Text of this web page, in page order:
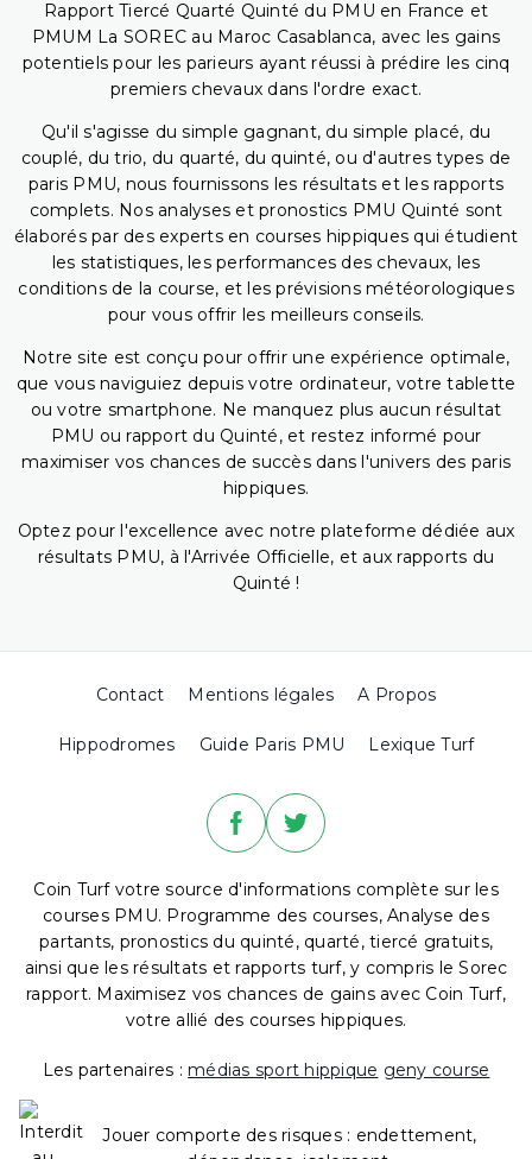
Rapport Tiercé Quarté Quinté du PMU en France et
PMUM La SOREC au Maroc Casablanca, avec les gains
potentiels pour les parieurs ayant réussi à prédire les cinq
premiers chevaux dans l'ordre exact.
Qu'il s'agisse du simple gagnant, du simple placé, du
couplé, du trio, du quarté, du quinté, ou d'autres types de
paris PMU, nous fournissons les résultats et les rapports
complets. Nos analyses et pronostics PMU Quinté sont
élaborés par des experts en courses hippiques qui étudient
les statistiques, les performances des chevaux, les
conditions de la course, et les prévisions météorologiques
pour vous offrir les meilleurs conseils.
Notre site est conçu pour offrir une expérience optimale,
que vous naviguiez depuis votre ordinateur, votre tablette
ou votre smartphone. Ne manquez plus aucun résultat
PMU ou rapport du Quinté, et restez informé pour
maximiser vos chances de succès dans l'univers des paris
hippiques.
Optez pour l'excellence avec notre plateforme dédiée aux
résultats PMU, à l'Arrivée Officielle, et aux rapports du
Quinté !
Contact Mentions légales A Propos
Hippodromes Guide Paris PMU Lexique Turf
Coin Turf votre source d'informations complète sur les
courses PMU. Programme des courses, Analyse des
partants, pronostics du quinté, quarté, tiercé gratuits,
ainsi que les résultats et rapports turf, y compris le Sorec
rapport. Maximisez vos chances de gains avec Coin Turf,
votre allié des courses hippiques.
Les partenaires : médias sport hippique geny course
Jouer comporte des risques : endettement,